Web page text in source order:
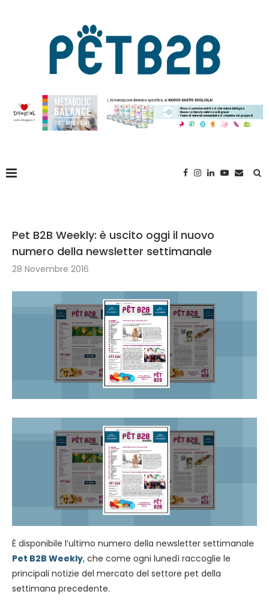
Pet B2B Weekly: è uscito oggi il nuovo
numero della newsletter settimanale
28 Novembre 2016
È disponibile l’ultimo numero della newsletter settimanale
Pet B2B Weekly, che come ogni lunedì raccoglie le
principali notizie del mercato del settore pet della
settimana precedente.